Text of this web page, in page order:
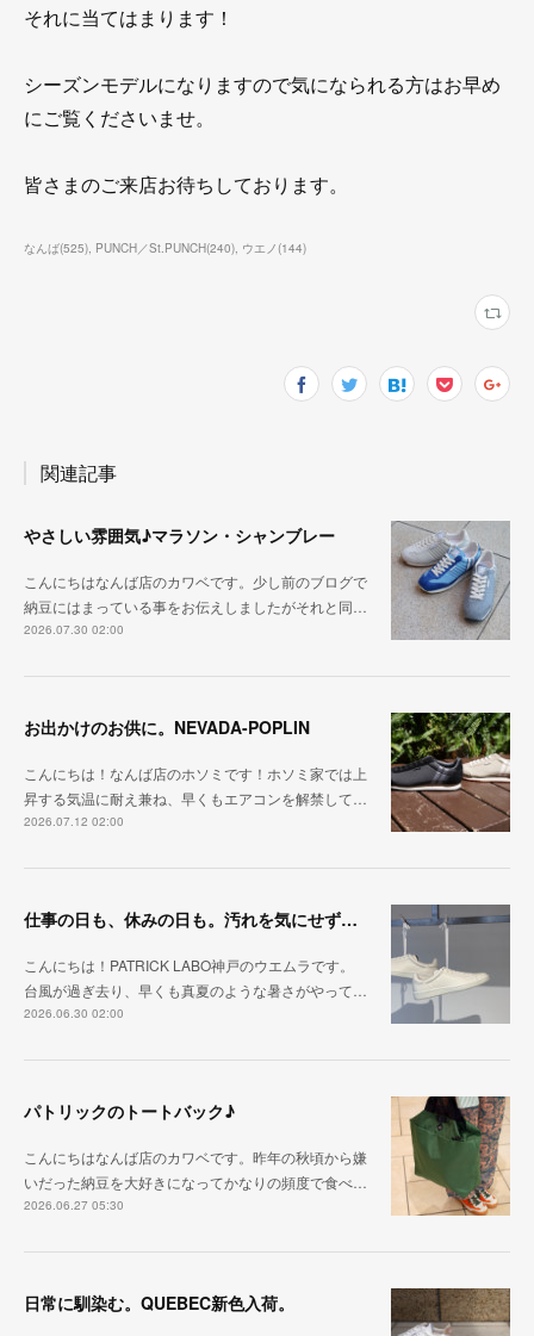
それに当てはまります！
シーズンモデルになりますので気になられる方はお早め
にご覧くださいませ。
皆さまのご来店お待ちしております。
なんば(525) PUNCH／St.PUNCH(240) ウエノ(144)
関連記事
やさしい雰囲気♪マラソン・シャンブレー
こんにちはなんば店のカワベです。少し前のブログで
納豆にはまっている事をお伝えしましたがそれと同…
2026.07.30 02:00
お出かけのお供に。NEVADA-POPLIN
こんにちは！なんば店のホソミです！ホソミ家では上
昇する気温に耐え兼ね、早くもエアコンを解禁して…
2026.07.12 02:00
仕事の日も、休みの日も。汚れを気にせず毎日履ける『PUNCH-WP_WHT』
こんにちは！PATRICK LABO神戸のウエムラです。
台風が過ぎ去り、早くも真夏のような暑さがやって…
2026.06.30 02:00
パトリックのトートバック♪
こんにちはなんば店のカワベです。昨年の秋頃から嫌
いだった納豆を大好きになってかなりの頻度で食べ…
2026.06.27 05:30
日常に馴染む。QUEBEC新色入荷。